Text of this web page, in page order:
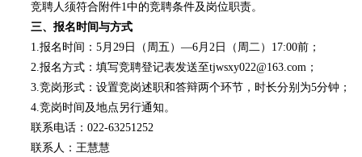
竞聘人须符合附件1中的竞聘条件及岗位职责。
三、报名时间与方式
1.报名时间：5月29日（周五）—6月2日（周二）17:00前；
2.报名方式：填写竞聘登记表发送至tjwsxy022@163.com ；
3.竞岗形式：设置竞岗述职和答辩两个环节，时长分别为5分钟；
4.竞岗时间及地点另行通知。
联系电话：022-63251252
联系人：王慧慧